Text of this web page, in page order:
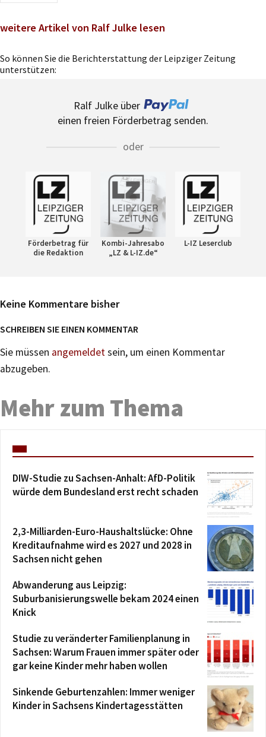
weitere Artikel von Ralf Julke lesen
So können Sie die Berichterstattung der Leipziger Zeitung
unterstützen:
Ralf Julke über
einen freien Förderbetrag senden.
oder
Förderbetrag für
die Redaktion
Kombi-Jahresabo
„LZ & L-IZ.de“
L-IZ Leserclub
Keine Kommentare bisher
SCHREIBEN SIE EINEN KOMMENTAR
Sie müssen angemeldetsein, um einen Kommentar
abzugeben.
Mehr zum Thema
DIW-Studie zu Sachsen-Anhalt: AfD-Politik
würde dem Bundesland erst recht schaden
2,3-Milliarden-Euro-Haushaltslücke: Ohne
Kreditaufnahme wird es 2027 und 2028 in
Sachsen nicht gehen
Abwanderung aus Leipzig:
Suburbanisierungswelle bekam 2024 einen
Knick
Studie zu veränderter Familienplanung in
Sachsen: Warum Frauen immer später oder
gar keine Kinder mehr haben wollen
Sinkende Geburtenzahlen: Immer weniger
Kinder in Sachsens Kindertagesstätten